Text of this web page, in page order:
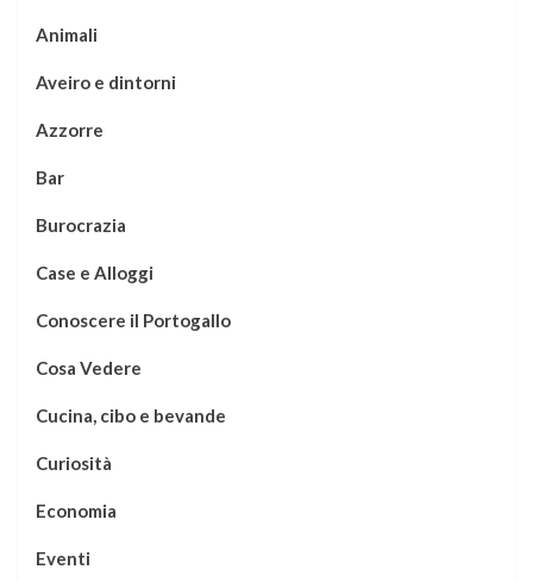
Animali
Aveiro e dintorni
Azzorre
Bar
Burocrazia
Case e Alloggi
Conoscere il Portogallo
Cosa Vedere
Cucina, cibo e bevande
Curiosità
Economia
Eventi